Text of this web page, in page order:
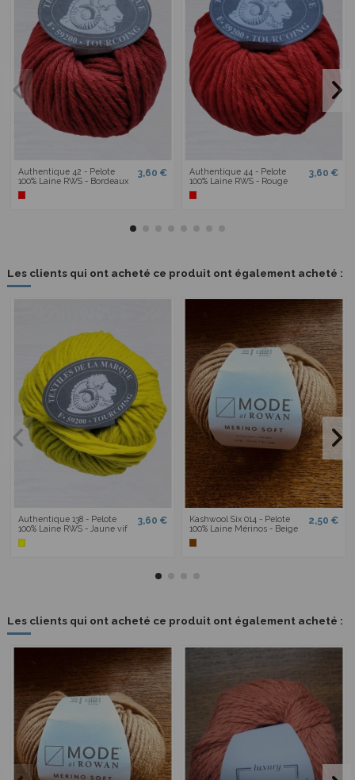
Authentique 42 - Pelote
100% Laine RWS - Bordeaux
3,60 €
Authentique 44 - Pelote
100% Laine RWS - Rouge
3,60 €
Les clients qui ont acheté ce produit ont également acheté :
Authentique 138 - Pelote
100% Laine RWS - Jaune vif
3,60 €
Kashwool Six 014 - Pelote
100% Laine Mérinos - Beige
2,50 €
Les clients qui ont acheté ce produit ont également acheté :